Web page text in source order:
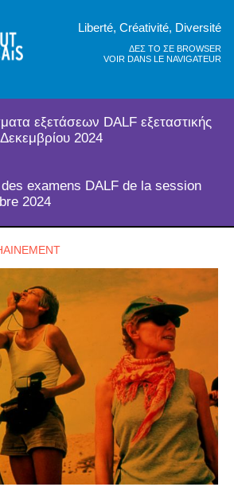
Liberté, Créativité, Diversité
ΔΕΣ ΤΟ ΣΕ BROWSER
VOIR DANS LE NAVIGATEUR
εξετάσεων DALF εξεταστικής
2024
examens DALF de la session
2024